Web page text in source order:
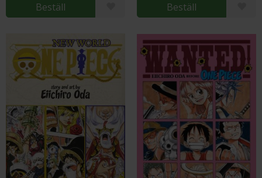
Beställ Beställ